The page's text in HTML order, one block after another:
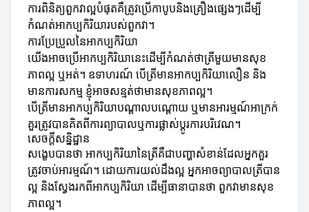
ការពិនិត្យពួកវាល្អបំផុតគឺត្រូវប្រើកាបូបនិងគ្រឿងផ្សេងៗដើម្បី
កំណត់អាកប្បកិរិយារបស់ពួកវា។
ការប្រែប្រួលនៃអាកប្បកិរិយា
យើងអាចប្រើអាកប្បកិរិយានេះដើម្បីកំណត់ថាត្រីមួយមានសុខ
ភាពល្អ ឬអត់។ ឧទាហរណ៍ បើត្រីមានអាកប្បកិរិយាលឿន និង
មានការសកម្ម ខ្ញុំអាចសន្មត់ថាមានសុខភាពល្អ។
បើត្រីមានអាកប្បកិរិយាបណ្ដាលបណ្ដោយ ឬមានអារម្មណ៍អាក្រក់
គួរត្រូវបានគិតពីការព្យាបាលឬការផ្លាស់ប្តូរការបរិវេណ។
សេចក្តីសន្និដ្ឋាន
សង្ខេបបានថា អាកប្បកិរិយានៃត្រីគឺជាបញ្ហាសំខាន់ដែលអ្នកគួរ
ត្រូវចាប់អារម្មណ៍។ ដោយការយល់ដឹងល្អ អ្នកអាចព្យាបាលត្រីបាន
ល្អ និងស្វែងរកពីអាកប្បកិរិយា ដើម្បី​ធានាបានថា ពួកវាមានសុខ
ភាពល្អ។